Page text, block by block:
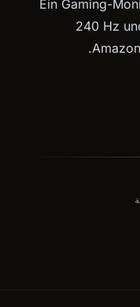
Ein Gaming-
240 Hz